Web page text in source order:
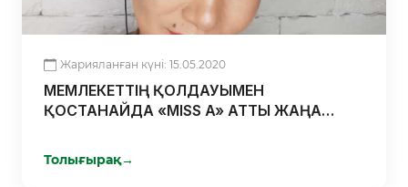
Жарияланған күні: 15.05.2020
МЕМЛЕКЕТТІҢ ҚОЛДАУЫМЕН
ҚОСТАНАЙДА «MISS A» АТТЫ ЖАҢА
Толығырақ→